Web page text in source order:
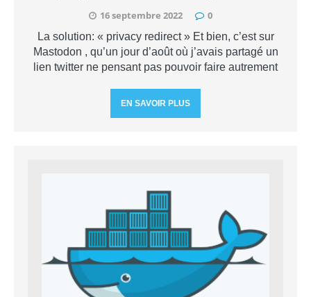
16 septembre 2022 0
La solution: « privacy redirect » Et bien, c’est sur
Mastodon , qu’un jour d’août où j’avais partagé un
lien twitter ne pensant pas pouvoir faire autrement
EN SAVOIR PLUS